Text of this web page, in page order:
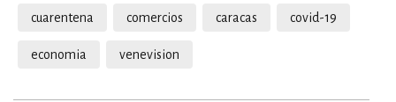
cuarentena comercios caracas covid-19
economia venevision